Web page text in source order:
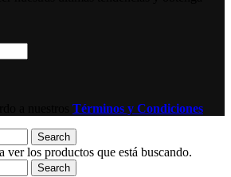
Términos y Condiciones
Search
ver los productos que está buscando.
Search